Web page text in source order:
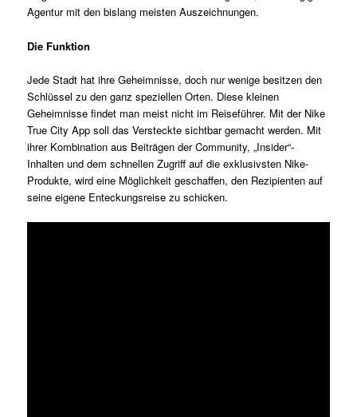
Agentur mit den bislang meisten Auszeichnungen.
Die Funktion
Jede Stadt hat ihre Geheimnisse, doch nur wenige besitzen den
Schlüssel zu den ganz speziellen Orten. Diese kleinen
Geheimnisse findet man meist nicht im Reiseführer. Mit der Nike
True City App soll das Versteckte sichtbar gemacht werden. Mit
ihrer Kombination aus Beiträgen der Community, „Insider“-
Inhalten und dem schnellen Zugriff auf die exklusivsten Nike-
Produkte, wird eine Möglichkeit geschaffen, den Rezipienten auf
seine eigene Enteckungsreise zu schicken.